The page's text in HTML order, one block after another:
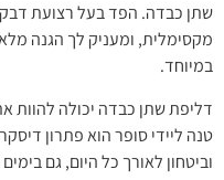
שתן כבדה. הפד בעל רצועת
מקסימלית, ומעניק לך הגנה
במיוחד.
דליפת שתן כבדה יכולה להוות
טנה ליידי סופר הוא פתרון
וביטחון לאורך כל היום, גם